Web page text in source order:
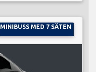
MINIBUSS MED 7 SÄTEN